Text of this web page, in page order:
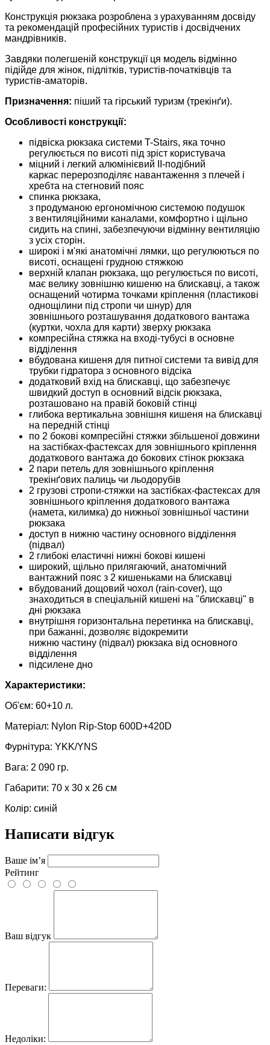
Конструкція рюкзака розроблена з урахуванням досвіду
та рекомендацій професійних туристів і досвідчених
мандрівників.
Завдяки полегшеній конструкції ця модель відмінно
підійде для жінок, підлітків, туристів-початківців та
туристів-аматорів.
Призначення: піший та гірський туризм (трекінґи).
Особливості конструкції:
підвіска рюкзака системи T-Stairs, яка точно
регулюється по висоті під зріст користувача
міцний і легкий алюмінієвий II-подібний
каркас перерозподіляє навантаження з плечей і
хребта на стегновий пояс
спинка рюкзака,
з продуманою ергономічною системою подушок
з вентиляційними каналами, комфортно і щільно
сидить на спині, забезпечуючи відмінну вентиляцію
з усіх сторін.
широкі і м'які анатомічні лямки, що регулюються по
висоті, оснащені грудною стяжкою
верхній клапан рюкзака, що регулюється по висоті,
має велику зовнішню кишеню на блискавці, а також
оснащений чотирма точками кріплення (пластикові
однощілини під стропи чи шнур) для
зовнішнього розташування додаткового вантажа
(куртки, чохла для карти) зверху рюкзака
компресійна стяжка на вході-тубусі в основне
відділення
вбудована кишеня для питної системи та вивід для
трубки гідратора з основного відсіка
додатковий вхід на блискавці, що забезпечує
швидкий доступ в основний відсік рюкзака,
розташовано на правій боковій стінці
глибока вертикальна зовнішня кишеня на блискавці
на передній стінці
по 2 бокові компресійні стяжки збільшеної довжини
на застібках-фастексах для зовнішнього кріплення
додаткового вантажа до бокових стінок рюкзака
2 пари петель для зовнішнього кріплення
трекінґових палиць чи льодорубів
2 грузові стропи-стяжки на застібках-фастексах для
зовнішнього кріплення додаткового вантажа
(намета, килимка) до нижньої зовнішньої частини
рюкзака
доступ в нижню частину основного відділення
(підвал)
2 глибокі еластичні нижні бокові кишені
широкий, щільно прилягаючий, анатомічний
вантажний пояс з 2 кишеньками на блискавці
вбудований дощовий чохол (rain-cover), що
знаходиться в спеціальній кишені на "блискавці" в
дні рюкзака
внутрішня горизонтальна перетинка на блискавці,
при бажанні, дозволяє відокремити
нижню частину (підвал) рюкзака від основного
відділення
підсилене дно
Характеристики:
Об'єм: 60+10 л.
Матеріал: Nylon Rip-Stop 600D+420D
Фурнітура: YKK/YNS
Вага: 2 090 гр.
Габарити: 70 х 30 х 26 см
Колір: синій
Написати відгук
Ваше ім’я
Рейтинг
Ваш відгук
Переваги:
Недоліки: